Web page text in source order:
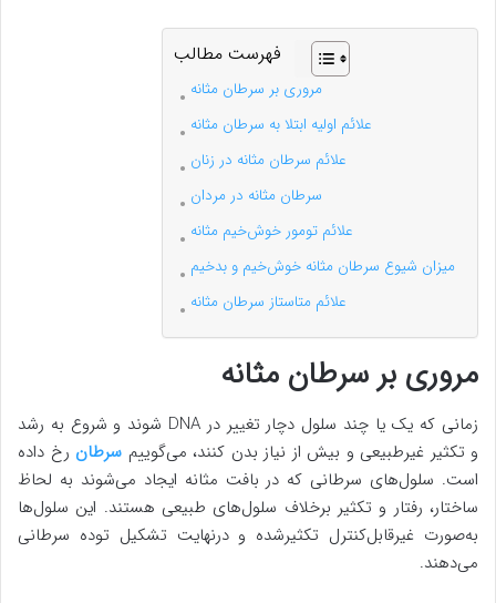
فهرست مطالب
مروری بر سرطان مثانه
علائم اولیه ابتلا به سرطان مثانه
علائم سرطان مثانه در زنان
سرطان مثانه در مردان
علائم تومور خوش‌خیم مثانه
میزان شیوع سرطان مثانه خوش‌خیم و بدخیم
علائم متاستاز سرطان مثانه
مروری بر سرطان مثانه
زمانی که یک یا چند سلول دچار تغییر در DNA شوند و شروع به رشد
و تکثیر غیرطبیعی و بیش از نیاز بدن کنند، می‌گوییم سرطان رخ داده
است. سلول‌های سرطانی که در بافت مثانه ایجاد می‌شوند به لحاظ
ساختار، رفتار و تکثیر برخلاف سلول‌های طبیعی هستند. این سلول‌ها
به‌صورت غیرقابل‌کنترل تکثیرشده و درنهایت تشکیل توده سرطانی
می‌دهند.